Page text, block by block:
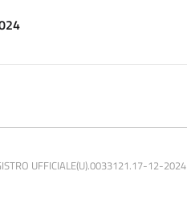
UFFICIALE(U).0033121.17-12-2024